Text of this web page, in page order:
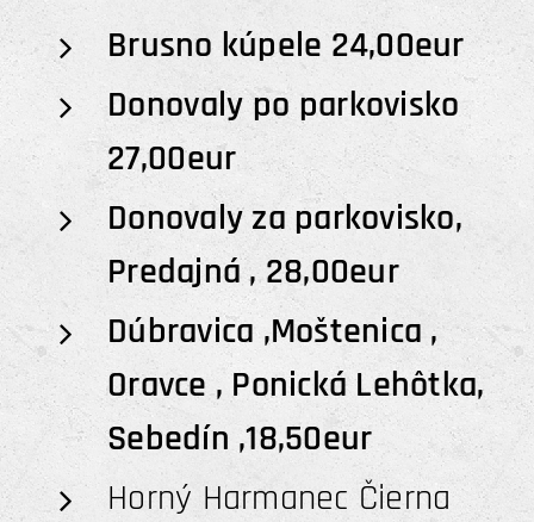
Brusno kúpele 24,00eur
Donovaly po parkovisko
27,00eur
Donovaly za parkovisko,
Predajná , 28,00eur
Dúbravica ,Moštenica ,
Oravce , Ponická Lehôtka,
Sebedín ,18,50eur
Horný Harmanec Čierna